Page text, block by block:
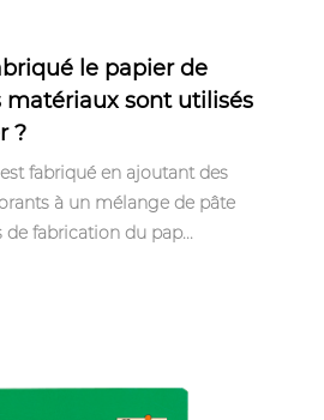
le papier de
sont utilisés
?
fabriqué en ajoutant des
à un mélange de pâte
fabrication du pap...